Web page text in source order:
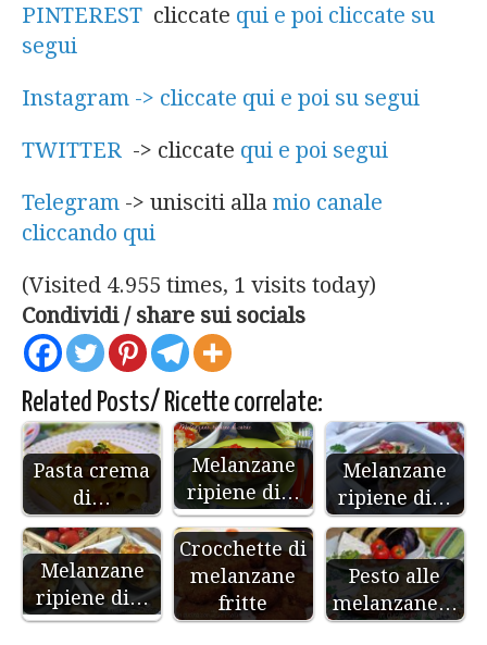
PINTEREST cliccate qui e poi cliccate su
segui
Instagram -> cliccate qui e poi su segui
TWITTER -> cliccate qui e poi segui
Telegram -> unisciti alla mio canale
cliccando qui
(Visited 4.955 times, 1 visits today)
Condividi / share sui socials
Related Posts/ Ricette correlate:
Pasta crema
di…
Melanzane
ripiene di…
Melanzane
ripiene di…
Melanzane
ripiene di…
Crocchette di
melanzane
fritte
Pesto alle
melanzane…